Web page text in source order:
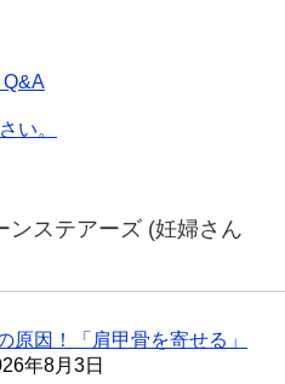
Q&A
い。
ンステアーズ (妊婦さん
原因！「肩甲骨を寄せる」
年8月3日